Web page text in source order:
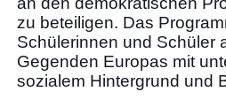
zu beteiligen. Das
Schülerinnen und Schüler
Gegenden Europas mit
sozialem Hintergrund und